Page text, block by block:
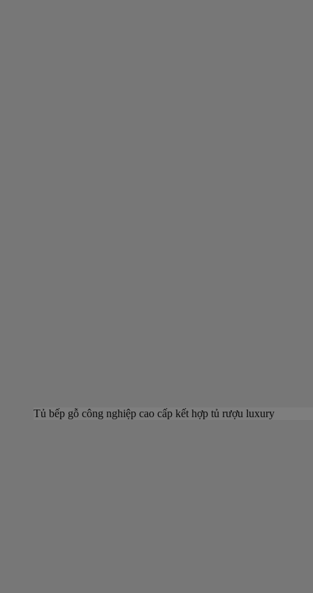
Tủ bếp gỗ công nghiệp cao cấp kết hợp tủ rượu luxury